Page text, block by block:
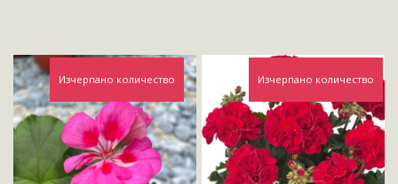
Изчерпано количество Изчерпано количество